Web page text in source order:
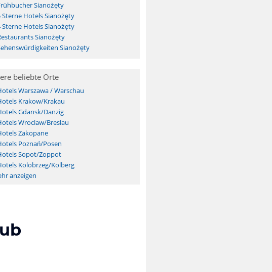
Sianożęty
Sterne Hotels Sianożęty
Sterne Hotels Sianożęty
Sianożęty
Sianożęty
beliebte Orte
Warszawa / Warschau
Krakow/Krakau
Gdansk/Danzig
Wroclaw/Breslau
Zakopane
Poznań/Posen
Sopot/Zoppot
Kolobrzeg/Kolberg
anzeigen